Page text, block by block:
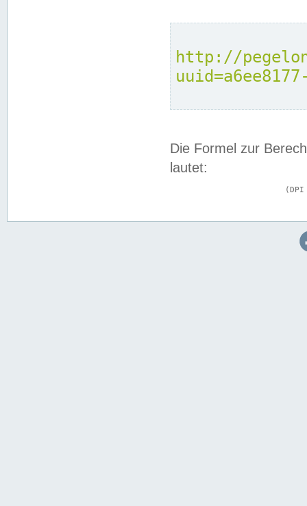
http://
Die Formel zur
lautet: